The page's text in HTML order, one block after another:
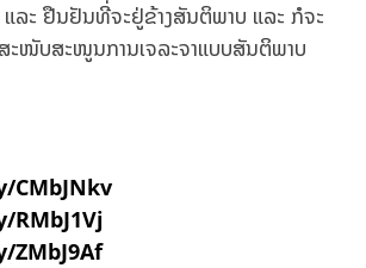
ລະ ຢືນຢັນທີ່ຈະຢູ່ຂ້າງສັນຕິພາບ ແລະ ກໍຈະ
ະໜັບສະໜູນການເຈລະຈາແບບສັນຕິພາບ